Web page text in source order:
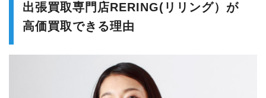
出張買取専門店RERING(リリング）が
高価買取できる理由